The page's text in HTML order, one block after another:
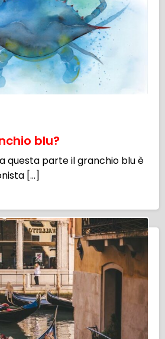
blu?
questa parte il granchio blu è
[…]